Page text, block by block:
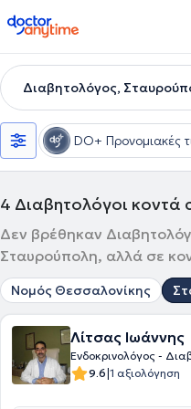
doctoranytime
Διαβητολόγος,
DO+ Προνομιακές
4 Διαβητολόγοι κοντά
Δεν βρέθηκαν
Σταυρούπολη, αλλά σε
Νομός Θεσσαλονίκης
Λίτσας Ιωάννης
Ενδοκρινολόγος -
9.6|1 αξιολόγηση